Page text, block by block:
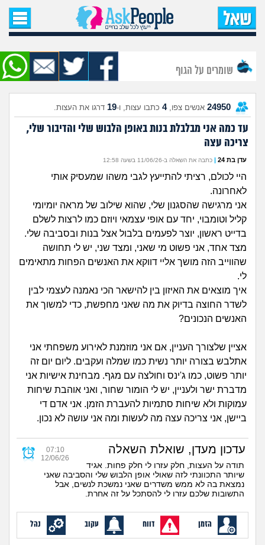
עמוד הבית
שאל שאלה
שאלות חדשות
שאלות שעוררו עניין
מה קורה כאן?
מתחם הטיפים
מדורים
זוגיות
היריון ולידה
מתבגרים
מהבקו"ם... ועד מתי?!
לימודים וסטודנטים
עבודה וקריירה
חברים ואנשים
מה שעובר עליי
חיפוש שאלות
הרשמה | התחברות
שומרים על הגוף
24950 אנשים צפו,4 כתבו עצות, ו-19 דרגו את העצות.
עד כמה אני מבלבלת בנות באופן הלבוש שלי והדיבור שלי,
צריכה עצה
עדן בת 24 | כתבה את השאלה ב-11/06/26 בשעה 12:58
היי לכולם, רציתי להתייעץ לגבי משהו שמעסיק אותי
לאחרונה.
אני מרגישה שהסגנון שלי, שהוא שילוב של מראה יומיומי
קליל וטומבוי, יחד עם אופי עצמאי ויוזם כמו לרצות לשלם
בדייט ראשון, יוצר לפעמים בלבול אצל בנות ובסביבה שלי.
מצד אחד, אני פשוט מי שאני, ומצד שני, יש לי תחושה
שהווייב הזה מושך אליי דווקא את האנשים הפחות מתאימים
לי.
איך מוצאים את האיזון בין להישאר הכי נאמנה לעצמי לבין
לשדר החוצה בדיוק את מה שאני מחפשת, כדי למשוך את
האנשים הנכונים?
אציין שלצורך העניין, אם אני מוזמנת לאירוע משפחתי אני
אתלבש בצורה יותר נשית כמו שמלה ועקבים. ליום יום זה
יותר פשוט, כמו ג'ינס וחולצה עם מגף. מבחינת אישיות אני
מדברת ישר ולעניין, יש לי הומור שחור, ואני אוהבת שיחות
עמוקות ולא שיחות סתמיות להעברת הזמן. אני אדם די
ביישן, אני צריכה עצה מה לעשות ומה אני עושה לא נכון.
עדכון מעדן, שואלת השאלה
07:10
12/06/26
תודה על העצות, חלק עזרו לי חלק פחות. אגיד
שיותר התכוונתי לזה שאולי אופן הלבוש שלי והסביבה שאני
נמצאת בה לא ממש משדרים שאני נמשכת לנשים, אבל
התשובות שלכם עזרו לי להסתכל על זה אחרת.
הזמן דווח עקוב נהל